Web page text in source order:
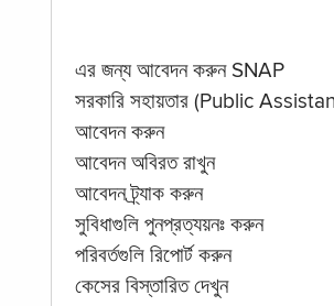
এর জন্য আবেদন করুন SNAP
সরকারি সহায়তার (Public
আবেদন করুন
আবেদন অবিরত রাখুন
আবেদন ট্র্যাক করুন
সুবিধাগুলি পুনপ্রত্যয়নঃ করুন
পরিবর্তগুলি রিপোর্ট করুন
কেসের বিস্তারিত দেখুন